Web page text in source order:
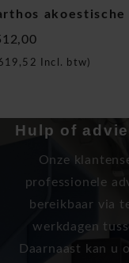
akoestische
Incl. btw)
Hulp of
Onze
professionele
bereikbaar via
werkdagen
Daarnaast kan u